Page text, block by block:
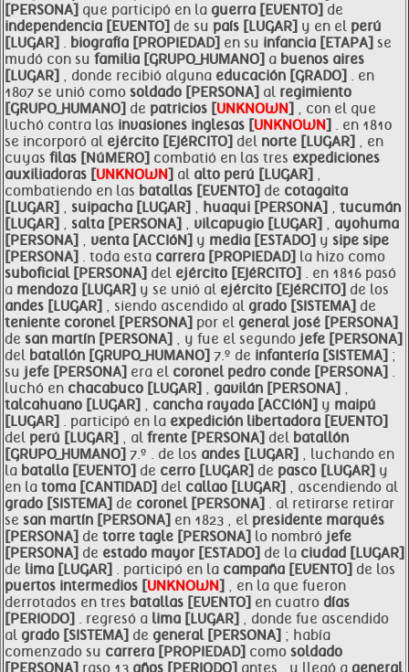
[PERSONA] que participó en la guerra [EVENTO] de
independencia [EVENTO] de su país [LUGAR] y en el perú
[LUGAR] . biografía [PROPIEDAD] en su infancia [ETAPA] se
mudó con su familia [GRUPO_HUMANO] a buenos aires
[LUGAR] , donde recibió alguna educación [GRADO] . en
1807 se unió como soldado [PERSONA] al regimiento
[GRUPO_HUMANO] de patricios [UNKNOWN] , con el que
luchó contra las invasiones inglesas [UNKNOWN] . en 1810
se incorporó al ejército [EJéRCITO] del norte [LUGAR] , en
cuyas filas [NúMERO] combatió en las tres expediciones
auxiliadoras [UNKNOWN] al alto perú [LUGAR] ,
combatiendo en las batallas [EVENTO] de cotagaita
[LUGAR] , suipacha [LUGAR] , huaqui [PERSONA] , tucumán
[LUGAR] , salta [PERSONA] , vilcapugio [LUGAR] , ayohuma
[PERSONA] , venta [ACCIóN] y media [ESTADO] y sipe sipe
[PERSONA] . toda esta carrera [PROPIEDAD] la hizo como
suboficial [PERSONA] del ejército [EJéRCITO] . en 1816 pasó
a mendoza [LUGAR] y se unió al ejército [EJéRCITO] de los
andes [LUGAR] , siendo ascendido al grado [SISTEMA] de
teniente coronel [PERSONA] por el general josé [PERSONA]
de san martín [PERSONA] , y fue el segundo jefe [PERSONA]
del batallón [GRUPO_HUMANO] 7.º de infantería [SISTEMA] ;
su jefe [PERSONA] era el coronel pedro conde [PERSONA] .
luchó en chacabuco [LUGAR] , gavilán [PERSONA] ,
talcahuano [LUGAR] , cancha rayada [ACCIóN] y maipú
[LUGAR] . participó en la expedición libertadora [EVENTO]
del perú [LUGAR] , al frente [PERSONA] del batallón
[GRUPO_HUMANO] 7.º . de los andes [LUGAR] , luchando en
la batalla [EVENTO] de cerro [LUGAR] de pasco [LUGAR] y
en la toma [CANTIDAD] del callao [LUGAR] , ascendiendo al
grado [SISTEMA] de coronel [PERSONA] . al retirarse retirar
se san martín [PERSONA] en 1823 , el presidente marqués
[PERSONA] de torre tagle [PERSONA] lo nombró jefe
[PERSONA] de estado mayor [ESTADO] de la ciudad [LUGAR]
de lima [LUGAR] . participó en la campaña [EVENTO] de los
puertos intermedios [UNKNOWN] , en la que fueron
derrotados en tres batallas [EVENTO] en cuatro días
[PERIODO] . regresó a lima [LUGAR] , donde fue ascendido
al grado [SISTEMA] de general [PERSONA] ; había
comenzado su carrera [PROPIEDAD] como soldado
[PERSONA] raso 13 años [PERIODO] antes , y llegó a general